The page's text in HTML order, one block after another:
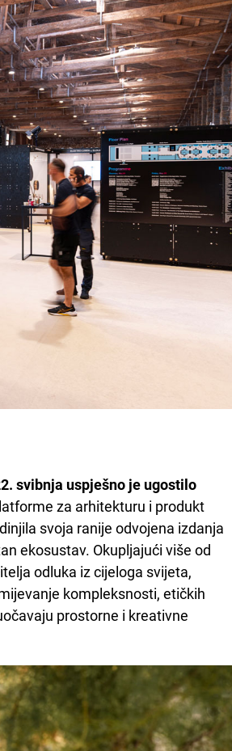
svibnja uspješno je ugostilo
za arhitekturu i produkt
svoja ranije odvojena izdanja
ekosustav. Okupljajući više od
odluka iz cijeloga svijeta,
kompleksnosti, etičkih
prostorne i kreativne